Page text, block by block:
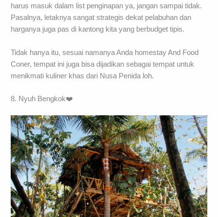
harus masuk dalam list penginapan ya, jangan sampai tidak.
Pasalnya, letaknya sangat strategis dekat pelabuhan dan
harganya juga pas di kantong kita yang berbudget tipis.
Tidak hanya itu, sesuai namanya Anda homestay And Food
Coner, tempat ini juga bisa dijadikan sebagai tempat untuk
menikmati kuliner khas dari Nusa Penida loh.
8. Nyuh Bengkok❤️